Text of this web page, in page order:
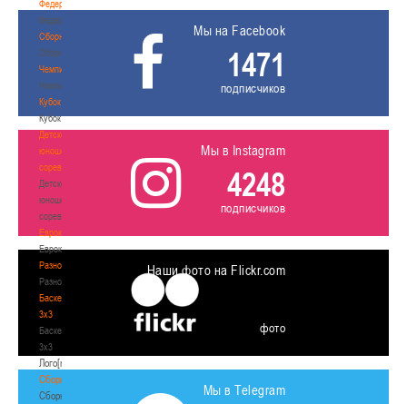
Федерация
Федерация
Сборные
Сборные
Чемпионат
Чемпионат
Кубок
Кубок
Детско-
юношеские
соревнования
Детско-
юношеские
соревнования
Еврокубки
Еврокубки
Разное
Разное
Баскетбол
3х3
Баскетбол
3х3
Лого[modid=121]
Сборные
Сборные
Мы на Facebook
1471
подписчиков
Мы в Instagram
4248
подписчиков
Наши фото на Flickr.com
фото
Мы в Telegram